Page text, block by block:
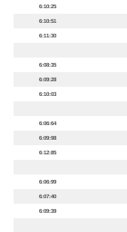
6:10:25
6:10:51
6:11:30
6:08:35
6:09:28
6:10:03
6:06:64
6:09:98
6:12:85
6:06:99
6:07:40
6:09:39